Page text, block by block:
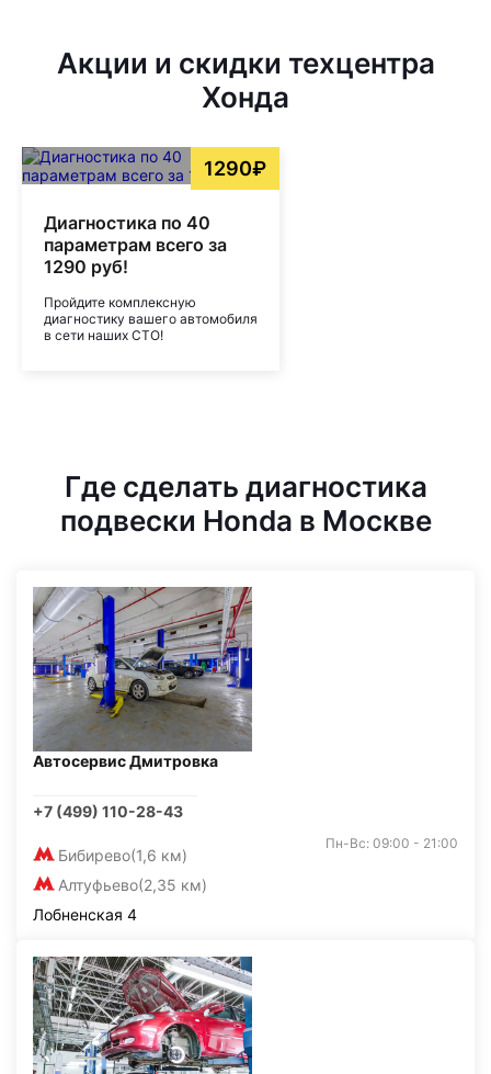
Акции и скидки техцентра
Хонда
1290₽
Диагностика по 40
параметрам всего за
1290 руб!
Пройдите комплексную
диагностику вашего автомобиля
в сети наших СТО!
Где сделать диагностика
подвески Honda в Москве
Автосервис Дмитровка
+7 (499) 110-28-43
Бибирево(1,6 км)
Алтуфьево(2,35 км)
Пн-Вс: 09:00 - 21:00
Лобненская 4